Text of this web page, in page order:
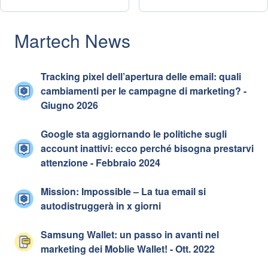
Martech News
Tracking pixel dell’apertura delle email: quali
cambiamenti per le campagne di marketing? -
Giugno 2026
Google sta aggiornando le politiche sugli
account inattivi: ecco perché bisogna prestarvi
attenzione - Febbraio 2024
Mission: Impossible – La tua email si
autodistruggerà in x giorni
Samsung Wallet: un passo in avanti nel
marketing dei Moblie Wallet! - Ott. 2022